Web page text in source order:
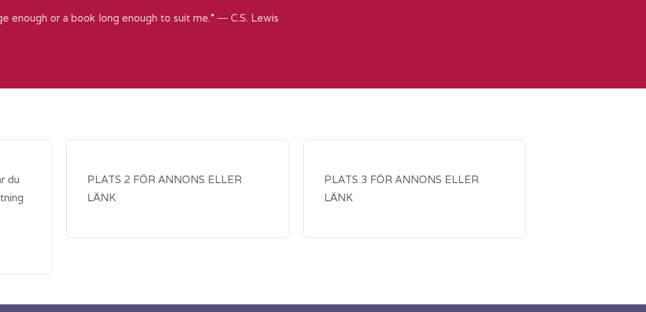
enough or a book long enough to suit me.” ― C.S. Lewis
du
PLATS 2 FÖR ANNONS ELLER
LÄNK
PLATS 3 FÖR ANNONS ELLER
LÄNK